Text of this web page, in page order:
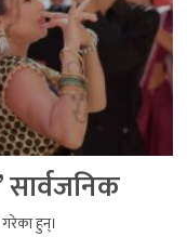
सार्वजनिक
हुन्।